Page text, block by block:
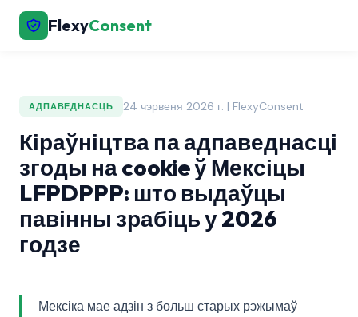
FlexyConsent
АДПАВЕДНАСЦЬ 24 чэрвеня 2026 г. | FlexyConsent
Кіраўніцтва па адпаведнасці
згоды на cookie ў Мексіцы
LFPDPPP: што выдаўцы
павінны зрабіць у 2026
годзе
Мексіка мае адзін з больш старых рэжымаў